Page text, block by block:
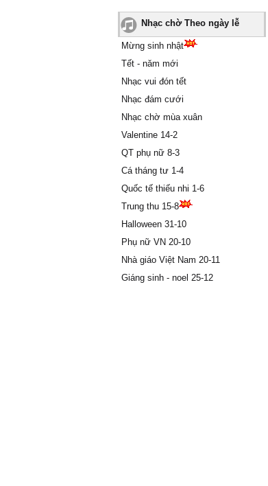
Nhạc chờ Theo ngày lễ
Mừng sinh nhật
Tết - năm mới
Nhạc vui đón tết
Nhạc đám cưới
Nhạc chờ mùa xuân
Valentine 14-2
QT phụ nữ 8-3
Cá tháng tư 1-4
Quốc tế thiếu nhi 1-6
Trung thu 15-8
Halloween 31-10
Phụ nữ VN 20-10
Nhà giáo Việt Nam 20-11
Giáng sinh - noel 25-12